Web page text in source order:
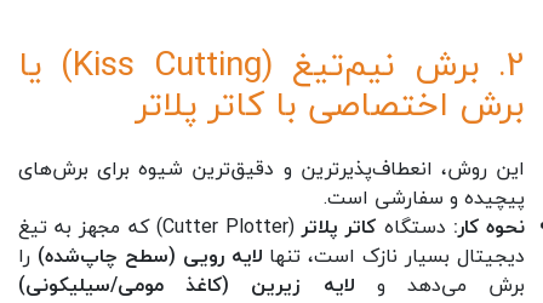
2. برش نیم‌تیغ (Kiss Cutting) یا
برش اختصاصی با کاتر پلاتر
این روش، انعطاف‌پذیرترین و دقیق‌ترین شیوه برای برش‌های
پیچیده و سفارشی است.
نحوه کار: دستگاه کاتر پلاتر
(Cutter Plotter) که مجهز به تیغ
دیجیتال بسیار نازک است، تنها لایه رویی (سطح چاپ‌شده) را
برش می‌دهد و لایه زیرین (کاغذ مومی/سیلیکونی)